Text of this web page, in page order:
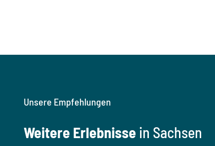
Unsere Empfehlungen
Weitere Erlebnisse in Sachsen